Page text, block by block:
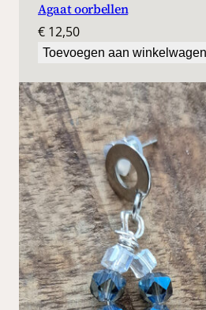
Agaat oorbellen
€ 12,50
Toevoegen aan winkelwagen